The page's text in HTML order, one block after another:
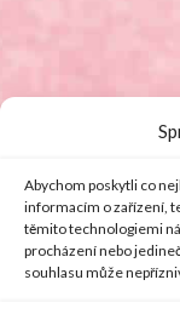
Abychom poskytli co
informacím o zařízení,
těmito technologiemi
procházení nebo
souhlasu může